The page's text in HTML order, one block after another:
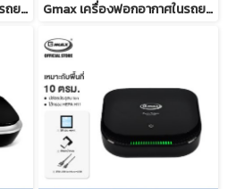
Gmax เครื่องฟอกอากาศในรถยนต์ AP-007 Gmax เครื่องฟอกอากาศในรถยนต์ ปล่อยประจุลบ HEPA H11 รุ่น AP-002